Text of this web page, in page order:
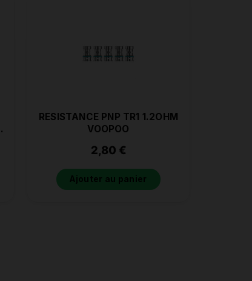
RESISTANCE PNP TR1 1.2OHM
VOOPOO
2,80 €
Ajouter au panier